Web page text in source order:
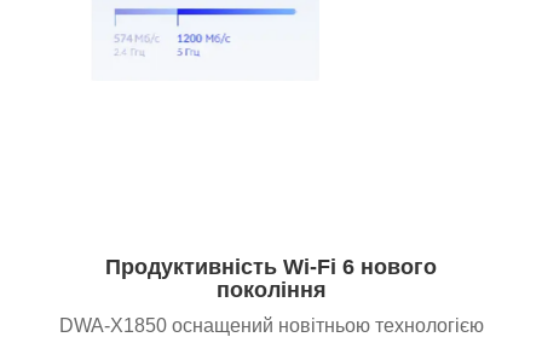
Продуктивність Wi-Fi 6 нового
покоління
DWA-X1850 оснащений новітньою технологією